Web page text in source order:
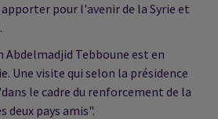
pour l'avenir de la Syrie et
Abdelmadjid Tebboune est en
Une visite qui selon la présidence
le cadre du renforcement de la
pays amis".